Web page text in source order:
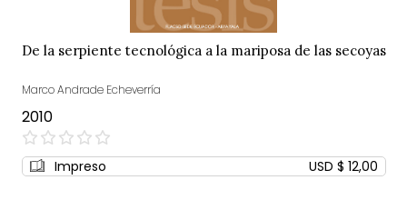
De la serpiente tecnológica a la mariposa de las secoyas
Marco Andrade Echeverría
2010
0%
Impreso USD $ 12,00